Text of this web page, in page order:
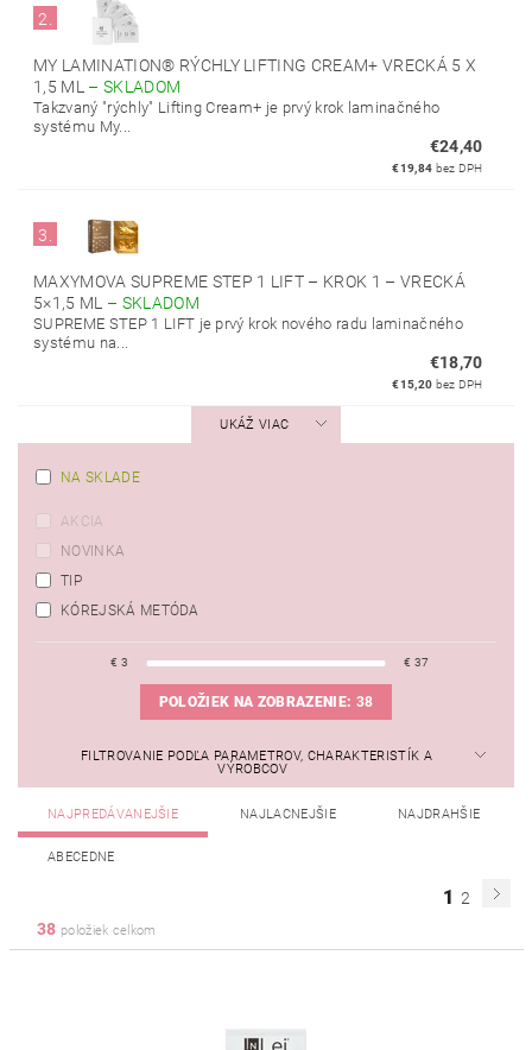
2.
MY LAMINATION® RÝCHLY LIFTING CREAM+ VRECKÁ 5 X
1,5 ML –SKLADOM
Takzvaný "rýchly" Lifting Cream+ je prvý krok laminačného
systému My...
€24,40
€19,84 bez DPH
3.
MAXYMOVA SUPREME STEP 1 LIFT – KROK 1 – VRECKÁ
5×1,5 ML – SKLADOM
SUPREME STEP 1 LIFT je prvý krok nového radu laminačného
systému na...
€18,70
€15,20 bez DPH
UKÁŽ VIAC
NA SKLADE
AKCIA
NOVINKA
TIP
KÓREJSKÁ METÓDA
€ 3 € 37
POLOŽIEK NA ZOBRAZENIE: 38
FILTROVANIE PODĽA PARAMETROV, CHARAKTERISTÍK A
VÝROBCOV
NAJPREDÁVANEJŠIE NAJLACNEJŠIE NAJDRAHŠIE
ABECEDNE
1 2
38 položiek celkom